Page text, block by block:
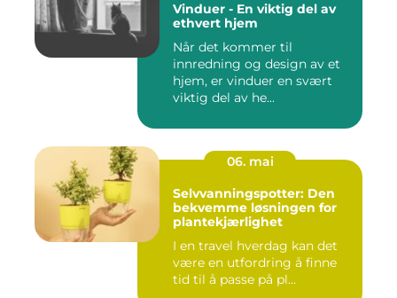
Vinduer - En viktig del av
ethvert hjem
Når det kommer til
innredning og design av et
hjem, er vinduer en svært
viktig del av he...
06. mai
Selvvanningspotter: Den
bekvemme løsningen for
plantekjærlighet
I en travel hverdag kan det
være en utfordring å finne
tid til å passe på pl...